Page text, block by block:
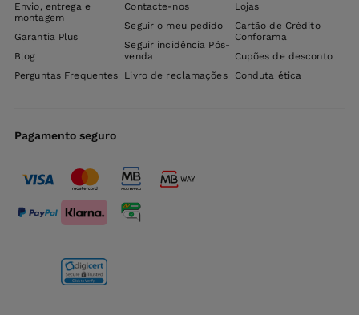
Envio, entrega e
montagem
Garantia Plus
Blog
Perguntas Frequentes
Contacte-nos
Seguir o meu pedido
Seguir incidência Pós-
venda
Livro de reclamações
Lojas
Cartão de Crédito
Conforama
Cupões de desconto
Conduta ética
Pagamento seguro